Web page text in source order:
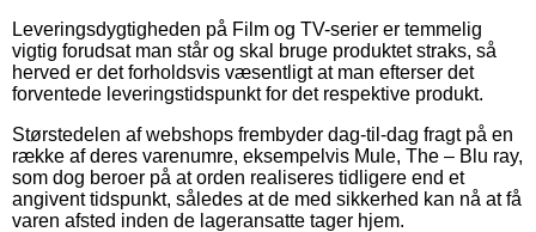
Leveringsdygtigheden på Film og TV-serier er temmelig
vigtig forudsat man står og skal bruge produktet straks, så
herved er det forholdsvis væsentligt at man efterser det
forventede leveringstidspunkt for det respektive produkt.
Størstedelen af webshops frembyder dag-til-dag fragt på en
række af deres varenumre, eksempelvis Mule, The – Blu ray,
som dog beroer på at orden realiseres tidligere end et
angivent tidspunkt, således at de med sikkerhed kan nå at få
varen afsted inden de lageransatte tager hjem.